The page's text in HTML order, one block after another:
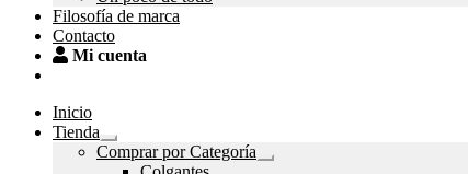
Filosofía de marca
Contacto
Mi cuenta
Inicio
Tienda
Expandir
el
Comprar por Categoría
Expandir